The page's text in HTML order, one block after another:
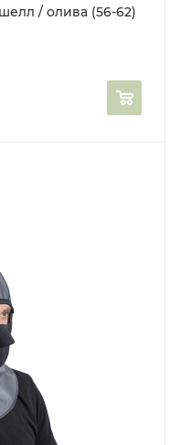
/ олива (56-62)